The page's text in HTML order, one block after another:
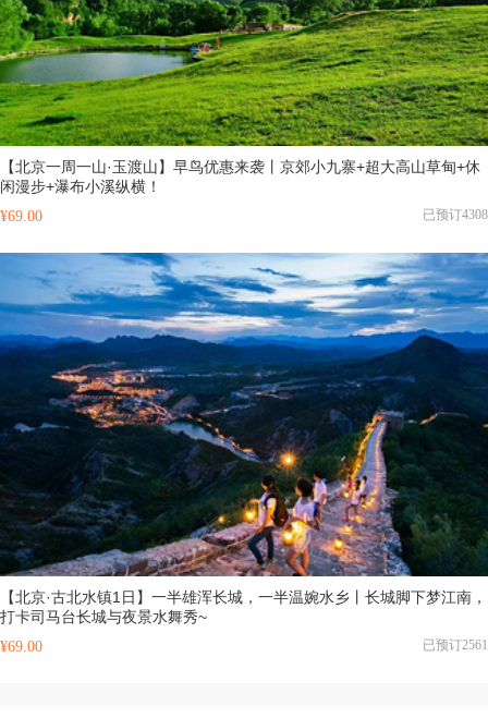
【北京一周一山·玉渡山】早鸟优惠来袭丨京郊小九寨+超大高山草甸+休
闲漫步+瀑布小溪纵横！
¥69.00 已预订4308
【北京·古北水镇1日】一半雄浑长城，一半温婉水乡丨长城脚下梦江南，
打卡司马台长城与夜景水舞秀~
¥69.00 已预订2561